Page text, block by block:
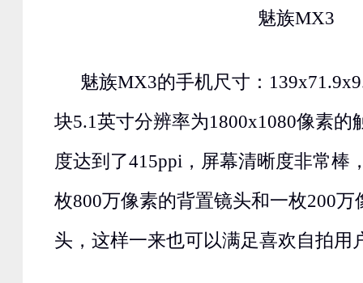
魅族MX3
魅族MX3的手机尺寸：
块5.1英寸分辨率为1800x1080像素的
度达到了415ppi，屏幕清晰度非常棒
枚800万像素的背置镜头和一枚200万
头，这样一来也可以满足喜欢自拍用